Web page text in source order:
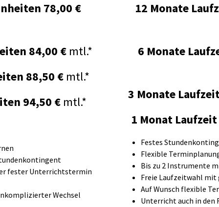
78,00 €
84,00 € mtl.*
88,50 €mtl.*
94,50 €mtl.*
fester Unterrichtstermin
Wechsel
12 Monate
6 Monate
3 Monate
1 Monat
Festes
Flexible
Bis zu 2 Instrumente
Freie Laufzeitwahl
Auf Wunsch flexible
Unterricht auch in den